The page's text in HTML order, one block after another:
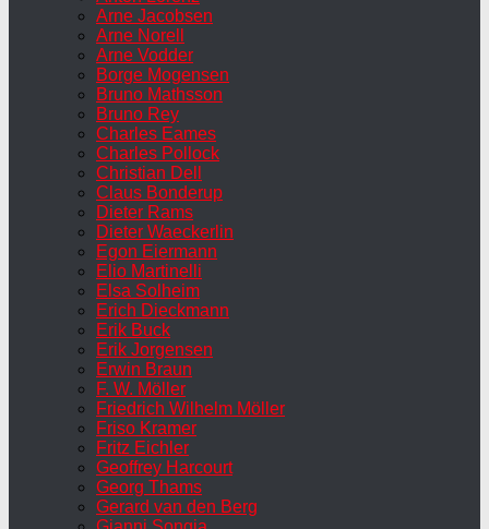
Arne Jacobsen
Arne Norell
Arne Vodder
Borge Mogensen
Bruno Mathsson
Bruno Rey
Charles Eames
Charles Pollock
Christian Dell
Claus Bonderup
Dieter Rams
Dieter Waeckerlin
Egon Eiermann
Elio Martinelli
Elsa Solheim
Erich Dieckmann
Erik Buck
Erik Jorgensen
Erwin Braun
F. W. Möller
Friedrich Wilhelm Möller
Friso Kramer
Fritz Eichler
Geoffrey Harcourt
Georg Thams
Gerard van den Berg